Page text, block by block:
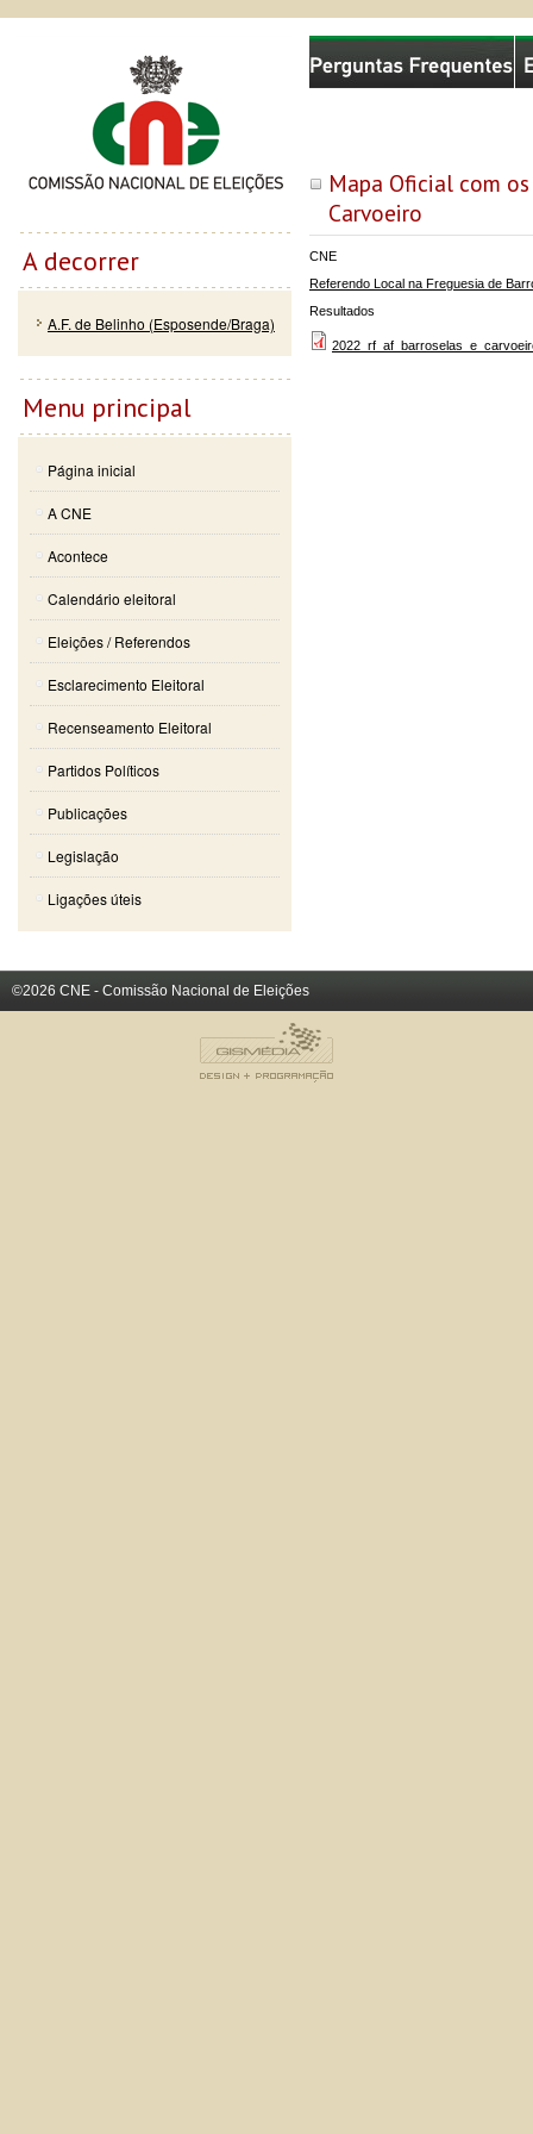
Mapa Oficial com
Carvoeiro
CNE
Referendo Local na Freguesia de
Resultados
Comissão Nacional de Eleições
A decorrer
A.F. de Belinho (Esposende/Braga)
Menu principal
Página inicial
A CNE
Acontece
Calendário eleitoral
Eleições / Referendos
Esclarecimento Eleitoral
Recenseamento Eleitoral
Partidos Políticos
Publicações
Legislação
Ligações úteis
©2026 CNE - Comissão Nacional de Eleições